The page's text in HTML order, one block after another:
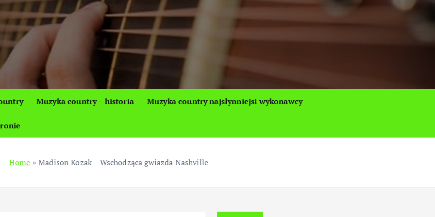
Muzyka country – historia Muzyka country najsłynniejsi wykonawcy
Home »Madison Kozak – Wschodząca gwiazda Nashville